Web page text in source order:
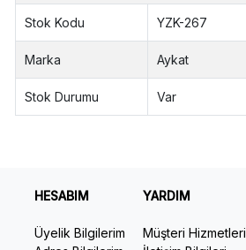
Stok Kodu YZK-267
Marka Aykat
Stok Durumu Var
HESABIM
Üyelik Bilgilerim
YARDIM
Müşteri Hizmetleri